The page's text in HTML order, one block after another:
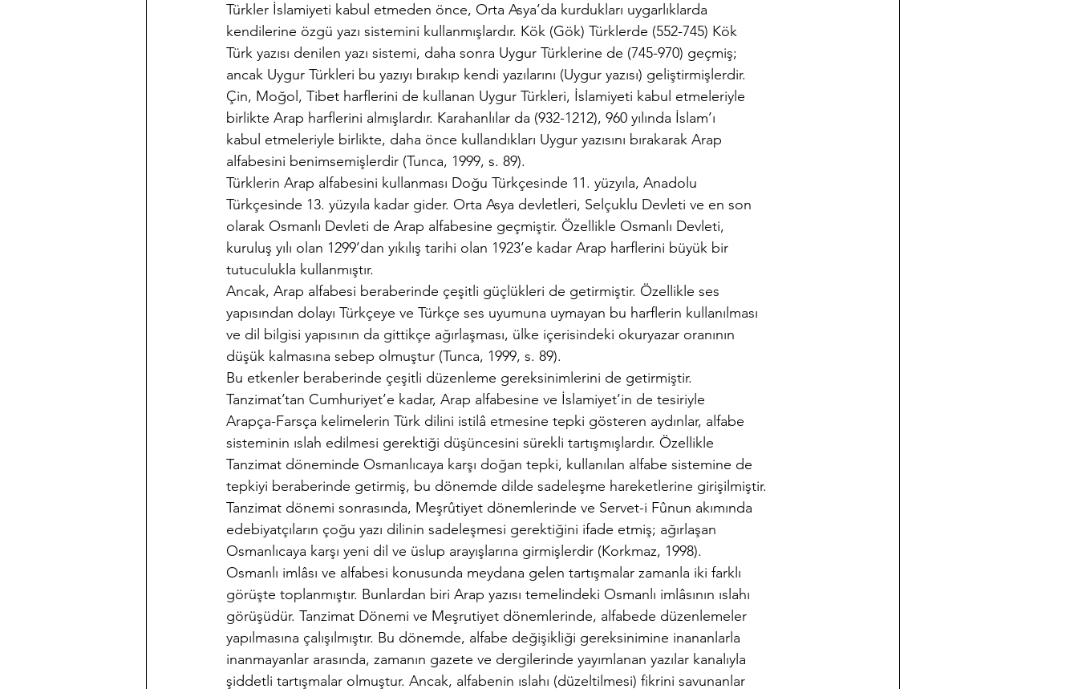
Türkler İslamiyeti kabul etmeden önce, Orta Asya’da kurdukları uygarlıklarda
kendilerine özgü yazı sistemini kullanmışlardır. Kök (Gök) Türklerde (552-745) Kök
Türk yazısı denilen yazı sistemi, daha sonra Uygur Türklerine de (745-970) geçmiş;
ancak Uygur Türkleri bu yazıyı bırakıp kendi yazılarını (Uygur yazısı) geliştirmişlerdir.
Çin, Moğol, Tibet harflerini de kullanan Uygur Türkleri, İslamiyeti kabul etmeleriyle
birlikte Arap harflerini almışlardır. Karahanlılar da (932-1212), 960 yılında İslam’ı
kabul etmeleriyle birlikte, daha önce kullandıkları Uygur yazısını bırakarak Arap
alfabesini benimsemişlerdir (Tunca, 1999, s. 89).
Türklerin Arap alfabesini kullanması Doğu Türkçesinde 11. yüzyıla, Anadolu
Türkçesinde 13. yüzyıla kadar gider. Orta Asya devletleri, Selçuklu Devleti ve en son
olarak Osmanlı Devleti de Arap alfabesine geçmiştir. Özellikle Osmanlı Devleti,
kuruluş yılı olan 1299’dan yıkılış tarihi olan 1923’e kadar Arap harflerini büyük bir
tutuculukla kullanmıştır.
Ancak, Arap alfabesi beraberinde çeşitli güçlükleri de getirmiştir. Özellikle ses
yapısından dolayı Türkçeye ve Türkçe ses uyumuna uymayan bu harflerin kullanılması
ve dil bilgisi yapısının da gittikçe ağırlaşması, ülke içerisindeki okuryazar oranının
düşük kalmasına sebep olmuştur (Tunca, 1999, s. 89).
Bu etkenler beraberinde çeşitli düzenleme gereksinimlerini de getirmiştir.
Tanzimat’tan Cumhuriyet’e kadar, Arap alfabesine ve İslamiyet’in de tesiriyle
Arapça-Farsça kelimelerin Türk dilini istilâ etmesine tepki gösteren aydınlar, alfabe
sisteminin ıslah edilmesi gerektiği düşüncesini sürekli tartışmışlardır. Özellikle
Tanzimat döneminde Osmanlıcaya karşı doğan tepki, kullanılan alfabe sistemine de
tepkiyi beraberinde getirmiş, bu dönemde dilde sadeleşme hareketlerine girişilmiştir.
Tanzimat dönemi sonrasında, Meşrûtiyet dönemlerinde ve Servet-i Fûnun akımında
edebiyatçıların çoğu yazı dilinin sadeleşmesi gerektiğini ifade etmiş; ağırlaşan
Osmanlıcaya karşı yeni dil ve üslup arayışlarına girmişlerdir (Korkmaz, 1998).
Osmanlı imlâsı ve alfabesi konusunda meydana gelen tartışmalar zamanla iki farklı
görüşte toplanmıştır. Bunlardan biri Arap yazısı temelindeki Osmanlı imlâsının ıslahı
görüşüdür. Tanzimat Dönemi ve Meşrutiyet dönemlerinde, alfabede düzenlemeler
yapılmasına çalışılmıştır. Bu dönemde, alfabe değişikliği gereksinimine inananlarla
inanmayanlar arasında, zamanın gazete ve dergilerinde yayımlanan yazılar kanalıyla
şiddetli tartışmalar olmuştur. Ancak, alfabenin ıslahı (düzeltilmesi) fikrini savunanlar